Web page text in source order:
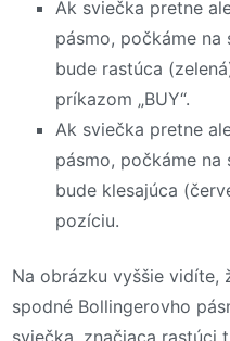
Ak sviečka pretne
pásmo, počkáme
bude rastúca
príkazom „BUY“.
Ak sviečka pretne
pásmo, počkáme na
bude klesajúca
pozíciu.
Na obrázku vyššie vidíte,
spodné Bollingerovho
sviečka, značiaca rastúci